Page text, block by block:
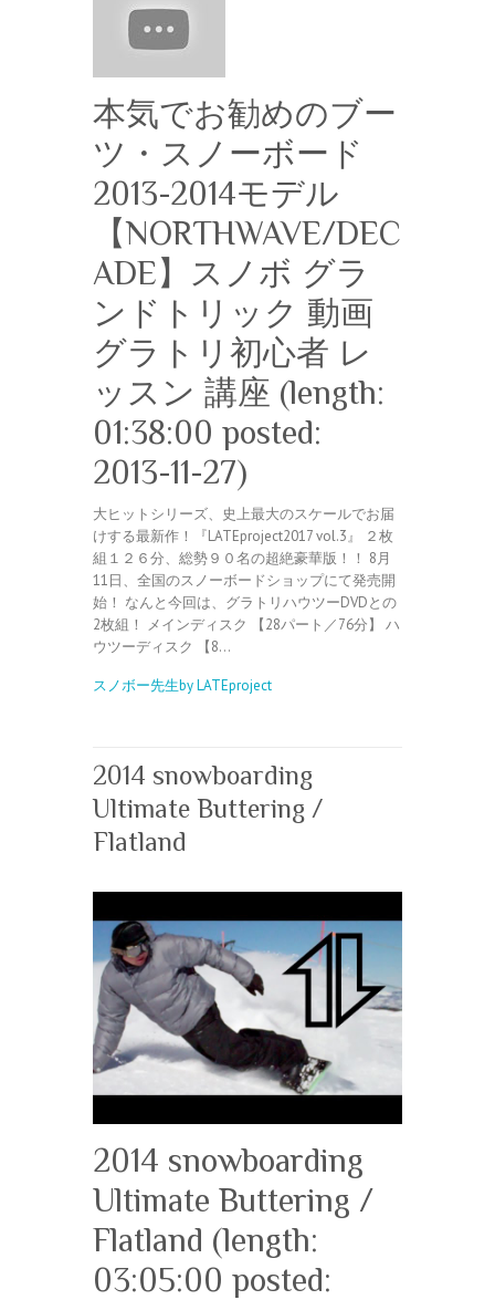
本気でお勧めのブー
ツ・スノーボード
2013-2014モデル
【NORTHWAVE/DEC
ADE】スノボ グラ
ンドトリック 動画
グラトリ初心者 レ
ッスン 講座 (length:
01:38:00 posted:
2013-11-27)
大ヒットシリーズ、史上最大のスケールでお届
けする最新作！『LATEproject2017 vol.3』 ２枚
組１２６分、総勢９０名の超絶豪華版！！ 8月
11日、全国のスノーボードショップにて発売開
始！ なんと今回は、グラトリハウツーDVDとの
2枚組！ メインディスク 【28パート／76分】 ハ
ウツーディスク 【8…
スノボー先生by LATEproject
2014 snowboarding
Ultimate Buttering /
Flatland
2014 snowboarding
Ultimate Buttering /
Flatland (length:
03:05:00 posted: